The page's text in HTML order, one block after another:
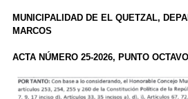
MUNICIPALIDAD DE EL QUETZAL,
MARCOS
ACTA NÚMERO 25-2026, PUNTO OCTAVO